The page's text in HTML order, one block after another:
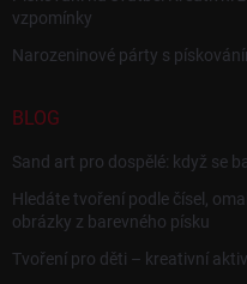
vzpomínky
Narozeninové párty s
BLOG
Sand art pro dospělé: když se
Hledáte tvoření podle čísel,
obrázky z barevného písku
Tvoření pro děti – kreativní